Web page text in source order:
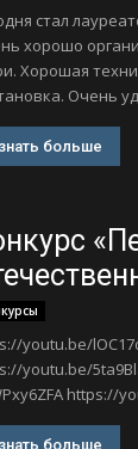
стал
хорошо
Хорошая
Очень
больше
youtu.be/
youtu.be/
https://
больше